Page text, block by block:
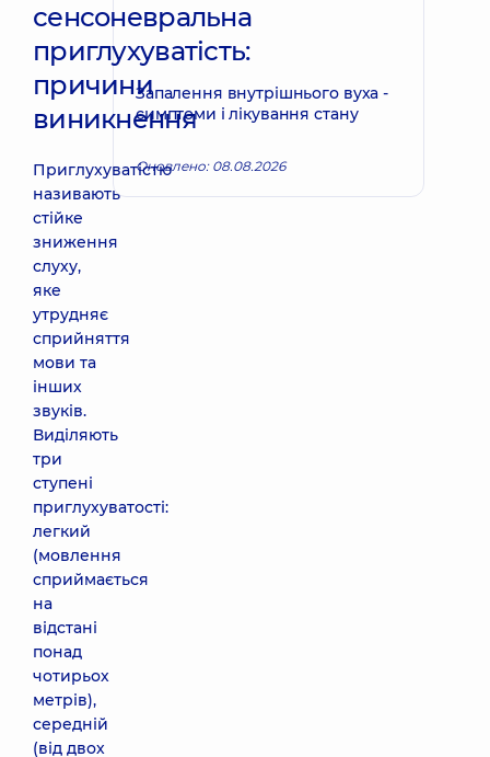
сенсоневральна
приглухуватість:
причини
виникнення
Приглухуватістю
називають
стійке
зниження
слуху,
яке
утрудняє
сприйняття
мови та
інших
звуків.
Виділяють
три
ступені
приглухуватості:
легкий
(мовлення
сприймається
на
відстані
понад
чотирьох
метрів),
середній
(від двох
Запалення внутрішнього вуха -
симптоми і лікування стану
Оновлено: 08.08.2026